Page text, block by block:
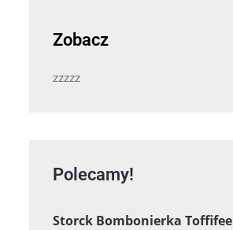
Zobacz
zzzzz
Polecamy!
Storck Bombonierka Toffifee